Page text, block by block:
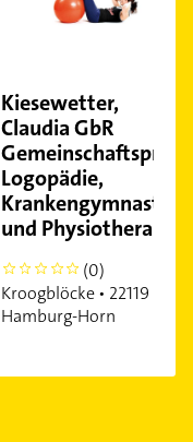
Kiesewetter,
Claudia GbR
Logopädie,
Krankengymnastik
und Physiotherapie
0
(0)
Kroogblöcke • 22119
Hamburg-Horn